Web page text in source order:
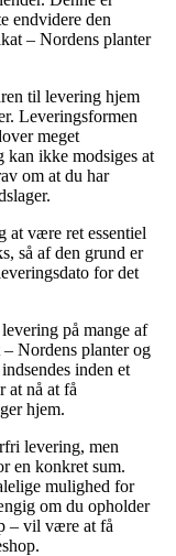
endvidere den
– Nordens planter
til levering hjem
Leveringsformen
meget
ikke modsiges at
om at du har
at være ret essentiel
så af den grund er
for det
på mange af
Nordens planter og
inden et
at nå at få
hjem.
levering, men
en konkret sum.
mulighed for
om du opholder
– vil være at få